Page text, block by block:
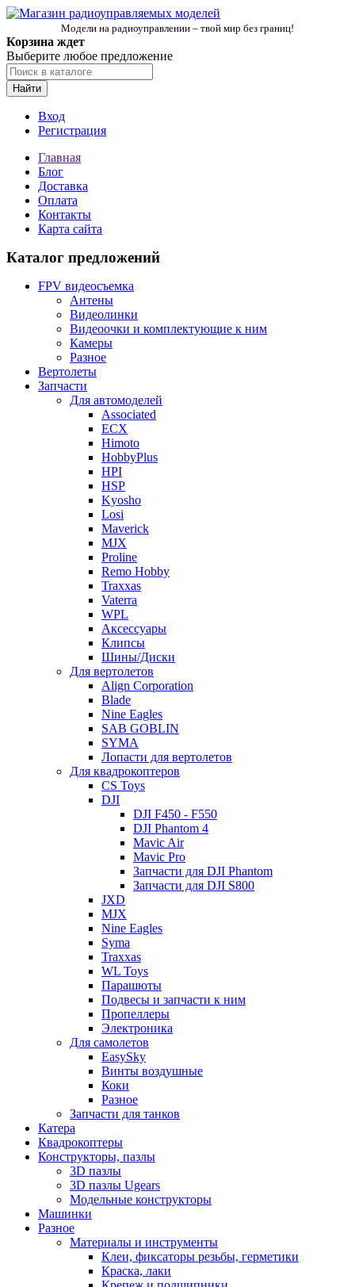
Модели на радиоуправлении – твой мир без границ!
Корзина ждет
Выберите любое предложение
Найти
Вход
Регистрация
Главная
Блог
Доставка
Оплата
Контакты
Карта сайта
Каталог предложений
FPV видеосъемка
Антены
Видеолинки
Видеоочки и комплектующие к ним
Камеры
Разное
Вертолеты
Запчасти
Для автомоделей
Associated
ECX
Himoto
HobbyPlus
HPI
HSP
Kyosho
Losi
Maverick
MJX
Proline
Remo Hobby
Traxxas
Vaterra
WPL
Аксессуары
Клипсы
Шины/Диски
Для вертолетов
Align Corporation
Blade
Nine Eagles
SAB GOBLIN
SYMA
Лопасти для вертолетов
Для квадрокоптеров
CS Toys
DJI
DJI F450 - F550
DJI Phantom 4
Mavic Air
Mavic Pro
Запчасти для DJI Phantom
Запчасти для DJI S800
JXD
MJX
Nine Eagles
Syma
Traxxas
WL Toys
Парашюты
Подвесы и запчасти к ним
Пропеллеры
Электроника
Для самолетов
EasySky
Винты воздушные
Коки
Разное
Запчасти для танков
Катера
Квадрокоптеры
Конструкторы, пазлы
3D пазлы
3D пазлы Ugears
Модельные конструкторы
Машинки
Разное
Материалы и инструменты
Клеи, фиксаторы резьбы, герметики
Краска, лаки